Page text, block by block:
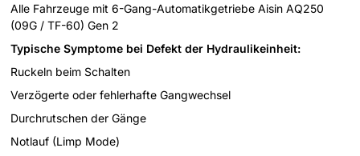
Alle Fahrzeuge mit 6-Gang-Automatikgetriebe Aisin AQ250
(09G / TF-60) Gen 2
Typische Symptome bei Defekt der Hydraulikeinheit:
Ruckeln beim Schalten
Verzögerte oder fehlerhafte Gangwechsel
Durchrutschen der Gänge
Notlauf (Limp Mode)